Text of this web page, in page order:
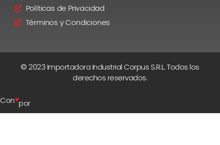
Políticas de Privacidad
Términos y Condiciones
© 2023 Importadora Industrial Corpus S.R.L. Todos los
derechos reservados.
Con♥por